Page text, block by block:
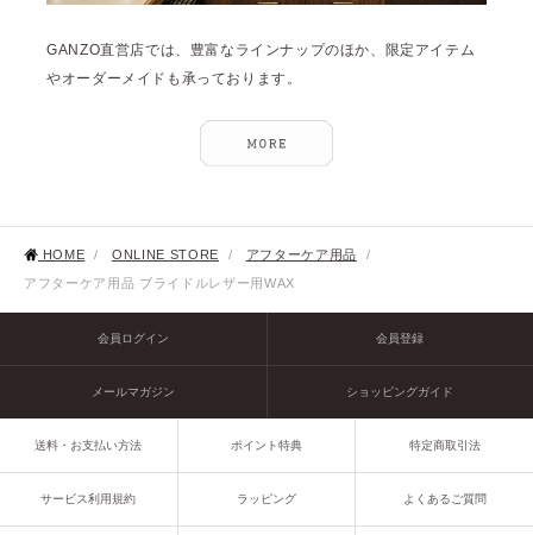
GANZO直営店では、豊富なラインナップのほか、限定アイテム
やオーダーメイドも承っております。
HOME / ONLINE STORE / アフターケア用品
/
アフターケア用品 ブライドルレザー用WAX
会員ログイン 会員登録
メールマガジン ショッピングガイド
送料・お支払い方法 ポイント特典 特定商取引法
サービス利用規約 ラッピング よくあるご質問